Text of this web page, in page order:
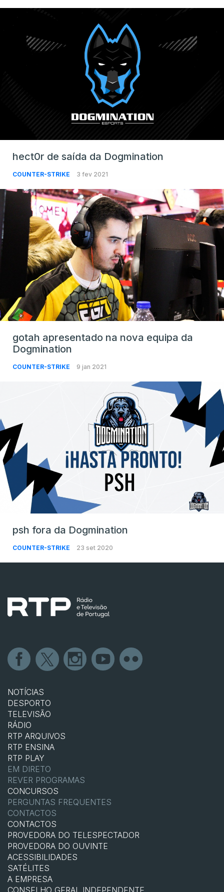
hect0r de saída da Dogmination
COUNTER-STRIKE 3 fev 2021
gotah apresentado na nova equipa da
Dogmination
COUNTER-STRIKE 9 jan 2021
psh fora da Dogmination
COUNTER-STRIKE 23 set 2020
NOTÍCIAS
DESPORTO
TELEVISÃO
RÁDIO
RTP ARQUIVOS
RTP ENSINA
RTP PLAY
EM DIRETO
REVER PROGRAMAS
CONCURSOS
PERGUNTAS FREQUENTES
CONTACTOS
CONTACTOS
PROVEDORA DO TELESPECTADOR
PROVEDORA DO OUVINTE
ACESSIBILIDADES
SATÉLITES
A EMPRESA